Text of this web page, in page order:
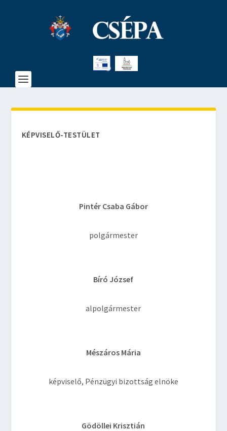
KÉPVISELŐ-TESTÜLET
Pintér Csaba Gábor
polgármester
Bíró József
alpolgármester
Mészáros Mária
képviselő, Pénzügyi bizottság elnöke
Gödöllei Krisztián